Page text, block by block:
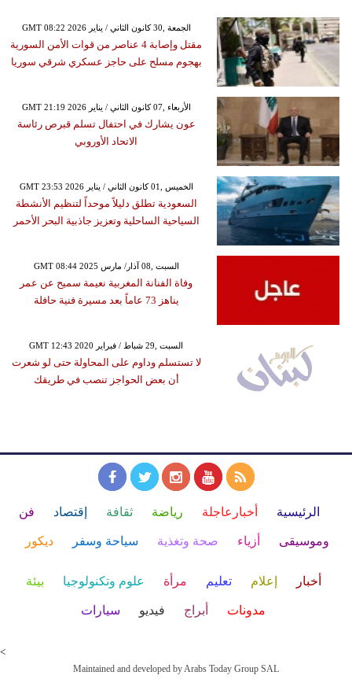
GMT 08:22 2026 الجمعة ,30 كانون الثاني / يناير
مقتل وإصابة 4 عناصر من قوات الأمن السورية
بهجوم مسلح على حاجز عسكري شرقي سوريا
GMT 21:19 2026 الأربعاء ,07 كانون الثاني / يناير
عون يشارك في احتفال تسلم قبرص رئاسة
الاتحاد الأوروبي
GMT 23:53 2026 الخميس ,01 كانون الثاني / يناير
السعودية تطلق دليلاً موحداً لتنظيم الأنشطة
السياحية الساحلية وتعزيز جاذبية البحر الأحمر
GMT 08:44 2025 السبت ,08 آذار/ مارس
وفاة الفنانة المغربية نعيمة سميح عن عمر
يناهز 73 عاماً بعد مسيرة فنية حافلة
GMT 12:43 2020 السبت ,29 شباط / فبراير
لا تستسلم وداوم على المحاولة حتى لو شعرت
أن بعض الحواجز تنصب في طريقك
الرئيسية أخبارعاجلة رياضة ثقافة إقتصاد فن
وموسيقى أزياء صحة وتغذية سياحة وسفر ديكور
أخبار إعلام تعليم مرأة علوم وتكنولوجيا بيئة
مدونات أبراج فيديو سيارات
<
Maintained and developed by Arabs Today Group SAL